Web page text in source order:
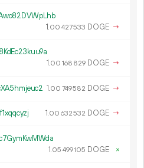
1.00 427533 DOGE →
1.00 168 829 DOGE →
1.00 749582 DOGE →
1.00 632532 DOGE →
1.05 499105 DOGE ×